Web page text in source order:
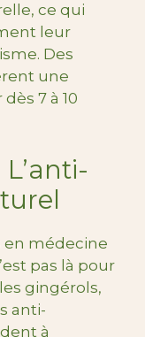
ce qui
leur
Des
une
7 à 10
en médecine
pas là pour
gingérols,
anti-
à